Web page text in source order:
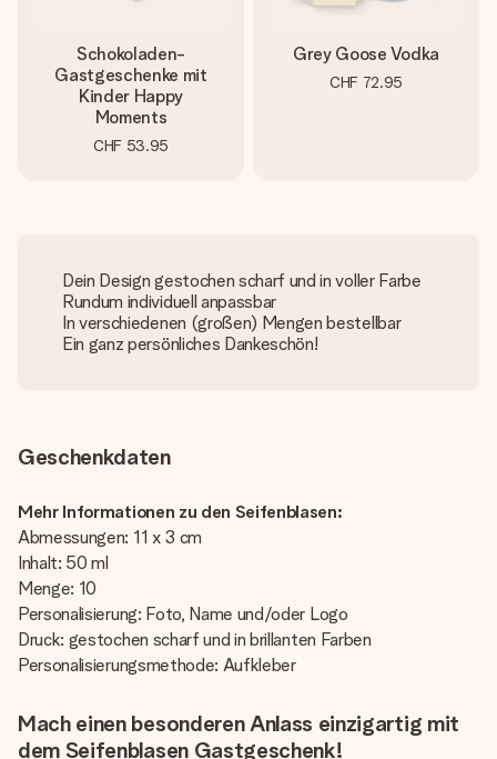
Schokoladen-
Gastgeschenke mit
Kinder Happy
Moments
CHF 53.95
Grey Goose Vodka
CHF 72.95
Dein Design gestochen scharf und in voller Farbe
Rundum individuell anpassbar
In verschiedenen (großen) Mengen bestellbar
Ein ganz persönliches Dankeschön!
Geschenkdaten
Mehr Informationen zu den Seifenblasen:
Abmessungen: 11 x 3 cm
Inhalt: 50 ml
Menge: 10
Personalisierung: Foto, Name und/oder Logo
Druck: gestochen scharf und in brillanten Farben
Personalisierungsmethode: Aufkleber
Mach einen besonderen Anlass einzigartig mit
dem Seifenblasen Gastgeschenk!